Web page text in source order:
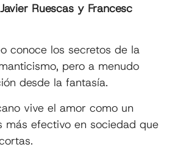
Ruescas y Francesc
conoce los secretos de la
pero a menudo
desde la fantasía.
vive el amor como un
más efectivo en sociedad que